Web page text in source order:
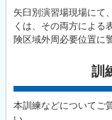
矢臼別演習場現場にて
くは、その両方による
険区域外周必要位置に
訓
本訓練などについてご